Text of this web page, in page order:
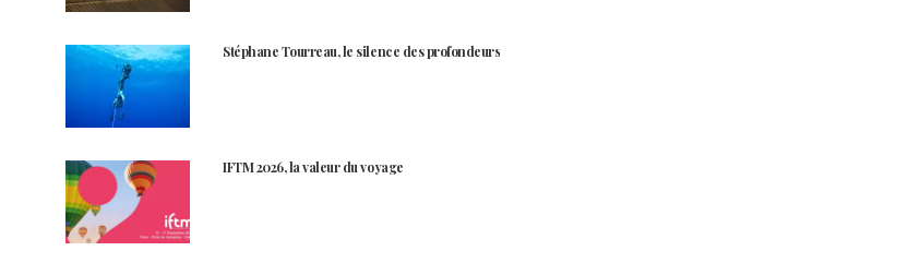
Stéphane Tourreau, le silence des profondeurs
IFTM 2026, la valeur du voyage